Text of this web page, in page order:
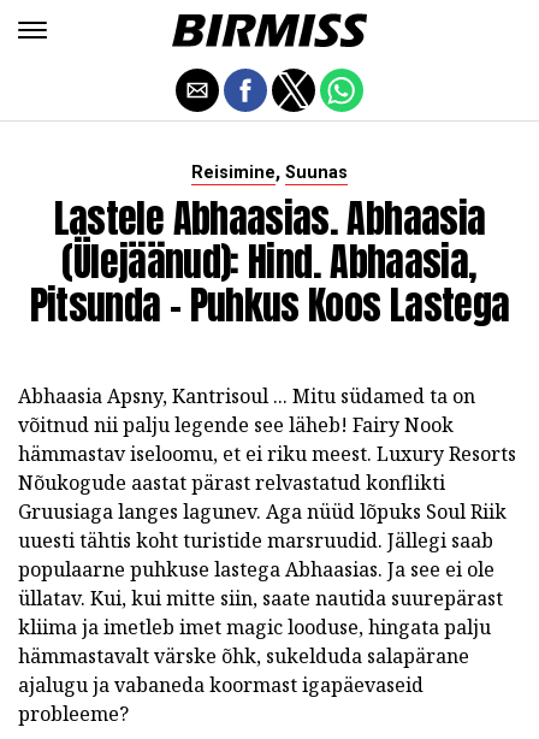
Reisimine, Suunas
Lastele Abhaasias. Abhaasia
(ülejäänud): Hind. Abhaasia,
Pitsunda - Puhkus Koos Lastega
Abhaasia Apsny, Kantrisoul ... Mitu südamed ta on
võitnud nii palju legende see läheb! Fairy Nook
hämmastav iseloomu, et ei riku meest. Luxury Resorts
Nõukogude aastat pärast relvastatud konflikti
Gruusiaga langes lagunev. Aga nüüd lõpuks Soul Riik
uuesti tähtis koht turistide marsruudid. Jällegi saab
populaarne puhkuse lastega Abhaasias. Ja see ei ole
üllatav. Kui, kui mitte siin, saate nautida suurepärast
kliima ja imetleb imet magic looduse, hingata palju
hämmastavalt värske õhk, sukelduda salapärane
ajalugu ja vabaneda koormast igapäevaseid
probleeme?